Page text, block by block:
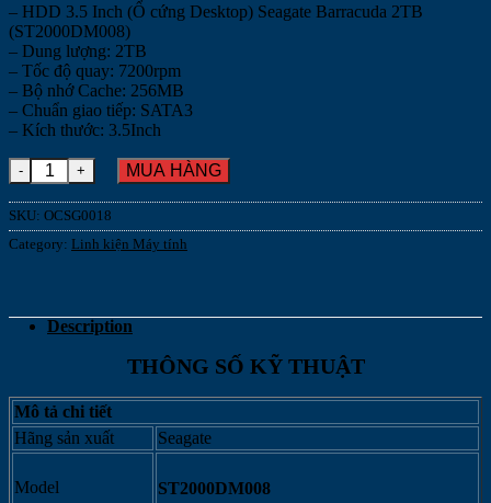
– HDD 3.5 Inch (Ổ cứng Desktop) Seagate Barracuda 2TB
(ST2000DM008)
– Dung lượng: 2TB
– Tốc độ quay: 7200rpm
– Bộ nhớ Cache: 256MB
– Chuẩn giao tiếp: SATA3
– Kích thước: 3.5Inch
Ổ cứng Seagate Barracuda 2TB 256MB cache (ST2000DM008)
MUA HÀNG
SKU: OCSG0018
Category: Linh kiện Máy tính
Description
THÔNG SỐ KỸ THUẬT
Mô tả chi tiết
Hãng sản xuất
Seagate
Model ST2000DM008